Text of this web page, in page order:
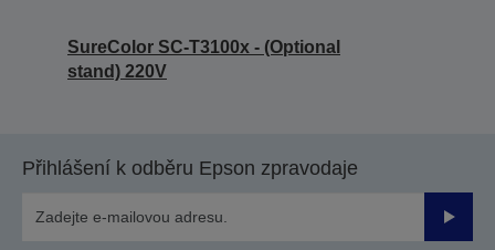
SureColor SC-T3100x - (Optional
stand) 220V
Přihlášení k odběru Epson zpravodaje